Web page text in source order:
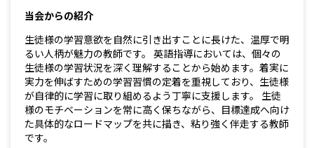
当会からの紹介
生徒様の学習意欲を自然に引き出すことに長けた、温厚で明
るい人柄が魅力の教師です。 英語指導においては、個々の
生徒様の学習状況を深く理解することから始めます。着実に
実力を伸ばすための学習習慣の定着を重視しており、生徒様
が自律的に学習に取り組めるよう丁寧に支援します。 生徒
様のモチベーションを常に高く保ちながら、目標達成へ向け
た具体的なロードマップを共に描き、粘り強く伴走する教師
です。